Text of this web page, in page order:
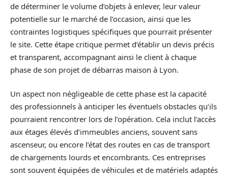
de déterminer le volume d’objets à enlever, leur valeur
potentielle sur le marché de l’occasion, ainsi que les
contraintes logistiques spécifiques que pourrait présenter
le site. Cette étape critique permet d’établir un devis précis
et transparent, accompagnant ainsi le client à chaque
phase de son projet de débarras maison à Lyon.
Un aspect non négligeable de cette phase est la capacité
des professionnels à anticiper les éventuels obstacles qu’ils
pourraient rencontrer lors de l’opération. Cela inclut l’accès
aux étages élevés d’immeubles anciens, souvent sans
ascenseur, ou encore l’état des routes en cas de transport
de chargements lourds et encombrants. Ces entreprises
sont souvent équipées de véhicules et de matériels adaptés